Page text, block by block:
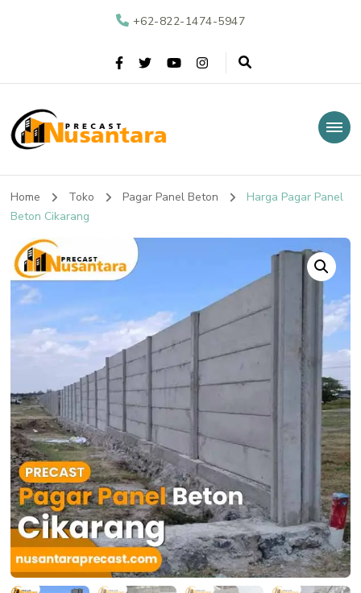
+62-822-1474-5947
Nusantara Precast
Home Toko Pagar Panel Beton
Harga Pagar Panel
Beton Cikarang